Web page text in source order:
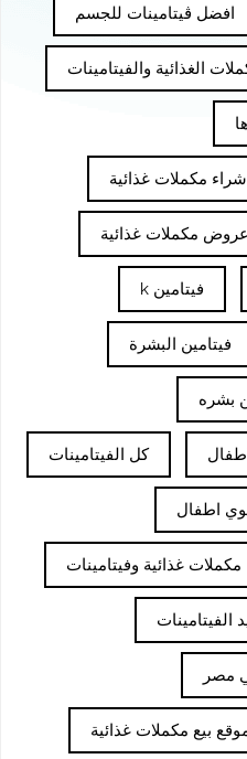
افضل ڤيتامينات للجسم
الغذائية والفيتامينات
شراء مكملات غذائية
عروض مكملات غذائية
فيتامين k
فيتامين البشرة
بشره
كل الفيتامينات
اطفال
مكملات غذائية وفيتامينات
الفيتامينات
مصر
بيع مكملات غذائية